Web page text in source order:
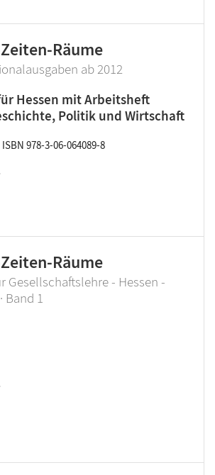
Räume
ab 2012
Hessen mit Arbeitsheft
Politik und Wirtschaft
978-3-06-064089-8
Räume
Gesellschaftslehre - Hessen -
Band 1